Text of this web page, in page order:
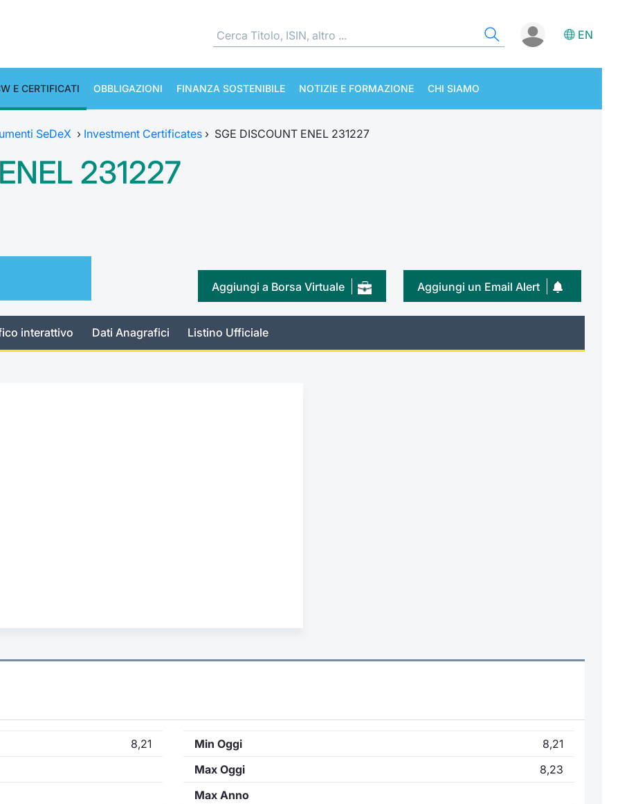
EN
E CERTIFICATI OBBLIGAZIONI FINANZA SOSTENIBILE NOTIZIE E FORMAZIONE CHI SIAMO
SeDeX › Investment Certificates › SGE DISCOUNT ENEL 231227
231227
Aggiungi un Email Alert
Aggiungi a Borsa Virtuale
interattivo Dati Anagrafici Listino Ufficiale
8,21
Min Oggi
8,21
Max Oggi
8,23
Max Anno